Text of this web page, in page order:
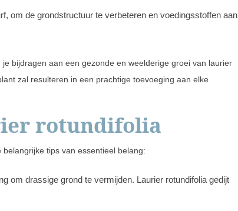
om de grondstructuur te verbeteren en voedingsstoffen aan
bijdragen aan een gezonde en weelderige groei van laurier
zal resulteren in een prachtige toevoeging aan elke
rotundifolia
tips van essentieel belang:
om drassige grond te vermijden. Laurier rotundifolia gedijt